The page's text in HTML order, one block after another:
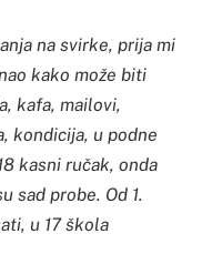
na svirke, prija mi
kako može biti
kafa, mailovi,
kondicija, u podne
kasni ručak, onda
sad probe. Od 1.
u 17 škola